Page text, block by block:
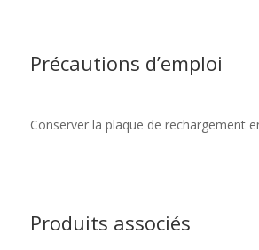
Précautions d’emploi
Conserver la plaque de rechargement
Produits associés